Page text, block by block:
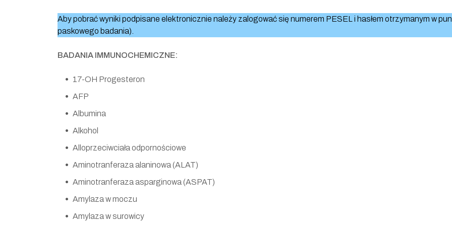
Aby pobrać wyniki podpisane elektronicznie należy zalogować się numerem PESEL i hasłem otrzymanym w
paskowego badania).
BADANIA IMMUNOCHEMICZNE:
17-OH Progesteron
AFP
Albumina
Alkohol
Alloprzeciwciała odpornościowe
Aminotranferaza alaninowa (ALAT)
Aminotranferaza asparginowa (ASPAT)
Amylaza w moczu
Amylaza w surowicy